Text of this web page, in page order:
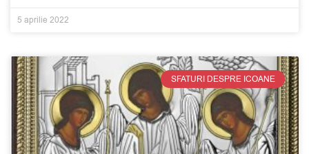
5 aprilie 2022
SFATURI DESPRE ICOANE